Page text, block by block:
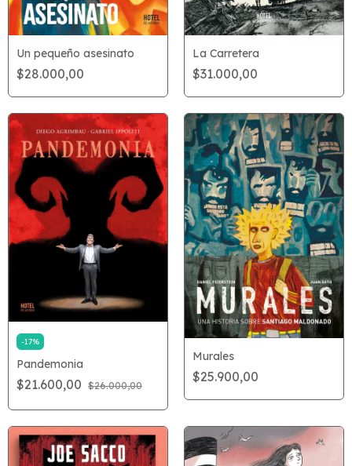
Un pequeño asesinato
$28.000,00
La Carretera
$31.000,00
-17%
Pandemonia
$21.600,00 $26.000,00
Murales
$25.900,00